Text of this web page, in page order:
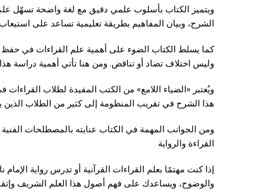
ويتميز الكتاب بأسلوب علمي دقيق مع لغة واضحة تسهّل
الشرح، وبيان المفاهيم بطريقة تعليمية تساعد على
كما يسلط الكتاب الضوء على أهمية علم القراءات في حفظ
وليس اختلاف تضاد أو تناقض. ومن هنا تأتي أهمية دراسة هذا
ويُعتبر «الضياء اللامع» من الكتب المفيدة لطلاب
هذا الشرح في تقريب المنظومة إلى كثير من الطلاب
ومن الجوانب المهمة في الكتاب عنايته بالمصطلحات
القراءة والرواية
إذا كنت مهتمًا بعلم القراءات القرآنية أو تدرس رواية
والوضوح، ويساعدك على فهم أصول هذا العلم الشريف